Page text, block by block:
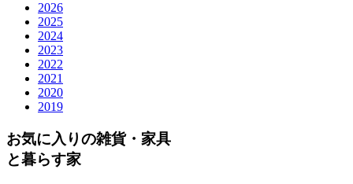
2026
2025
2024
2023
2022
2021
2020
2019
お気に入りの雑貨・家具
と暮らす家